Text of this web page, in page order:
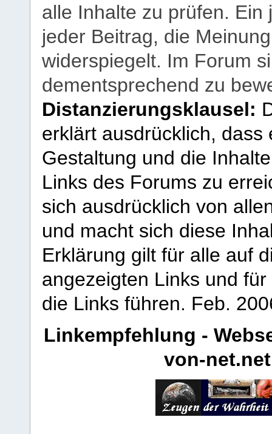
alle Inhalte zu prüfen.
jeder Beitrag, die
widerspiegelt. Im Forum
dementsprechend zu
Distanzierungsklausel:
erklärt ausdrücklich,
Gestaltung und die
Links des Forums zu
sich ausdrücklich von
und macht sich diese
Erklärung gilt für alle auf
angezeigten Links und
die Links führen. Feb.
Linkempfehlung -
von-net.net